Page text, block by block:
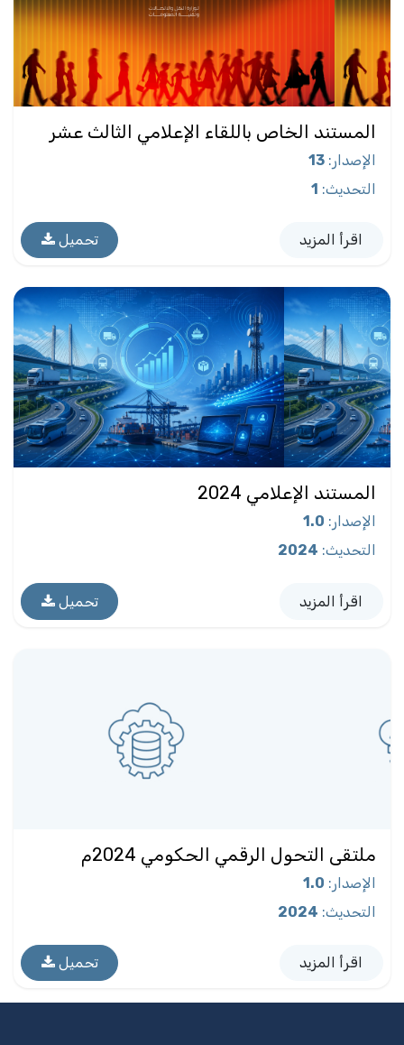
المستند الخاص باللقاء الإعلامي الثالث عشر
الإصدار :
13
التحديث:
1
اقرأ المزيد تحميل
المستند الإعلامي 2024
الإصدار :
1.0
التحديث:
2024
اقرأ المزيد تحميل
ملتقى التحول الرقمي الحكومي 2024م
الإصدار :
1.0
التحديث:
2024
اقرأ المزيد تحميل